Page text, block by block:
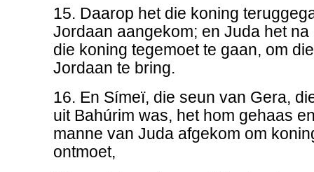
15. Daarop het die koning
Jordaan aangekom; en Juda het
die koning tegemoet te gaan, om
Jordaan te bring.
16. En Símeï, die seun van Gera,
uit Bahúrim was, het hom gehaas
manne van Juda afgekom om
ontmoet,